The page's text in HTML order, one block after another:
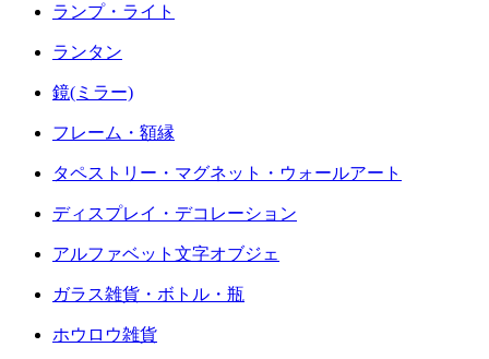
ランプ・ライト
ランタン
鏡(ミラー)
フレーム・額縁
タペストリー・マグネット・ウォールアート
ディスプレイ・デコレーション
アルファベット文字オブジェ
ガラス雑貨・ボトル・瓶
ホウロウ雑貨